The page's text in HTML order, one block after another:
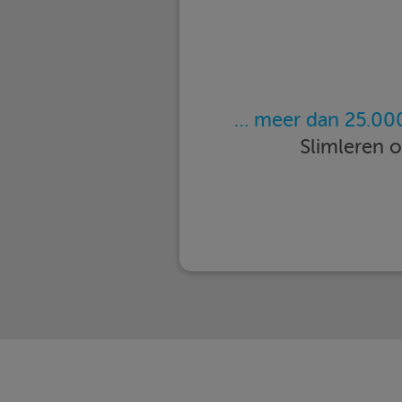
… meer dan
Slimleren